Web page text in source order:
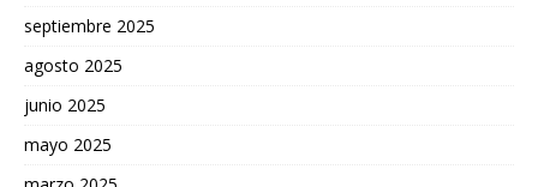
septiembre 2025
agosto 2025
junio 2025
mayo 2025